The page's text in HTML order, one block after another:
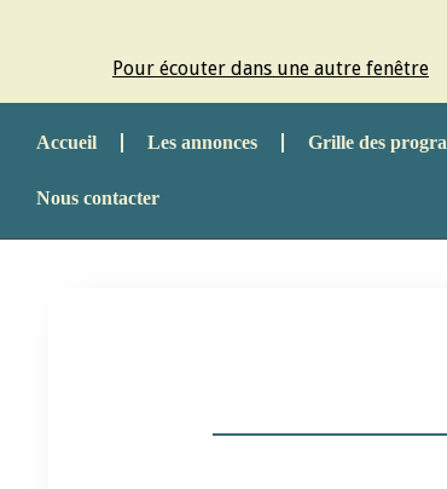
Pour écouter dans une autre fenêtre
Accueil Les annonces Grille des
Nous contacter